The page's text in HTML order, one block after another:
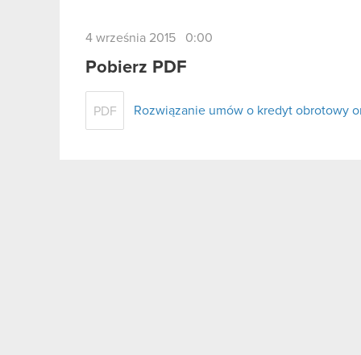
4 września 2015 0:00
Pobierz PDF
PDF Rozwiązanie umów o kredyt obrotowy